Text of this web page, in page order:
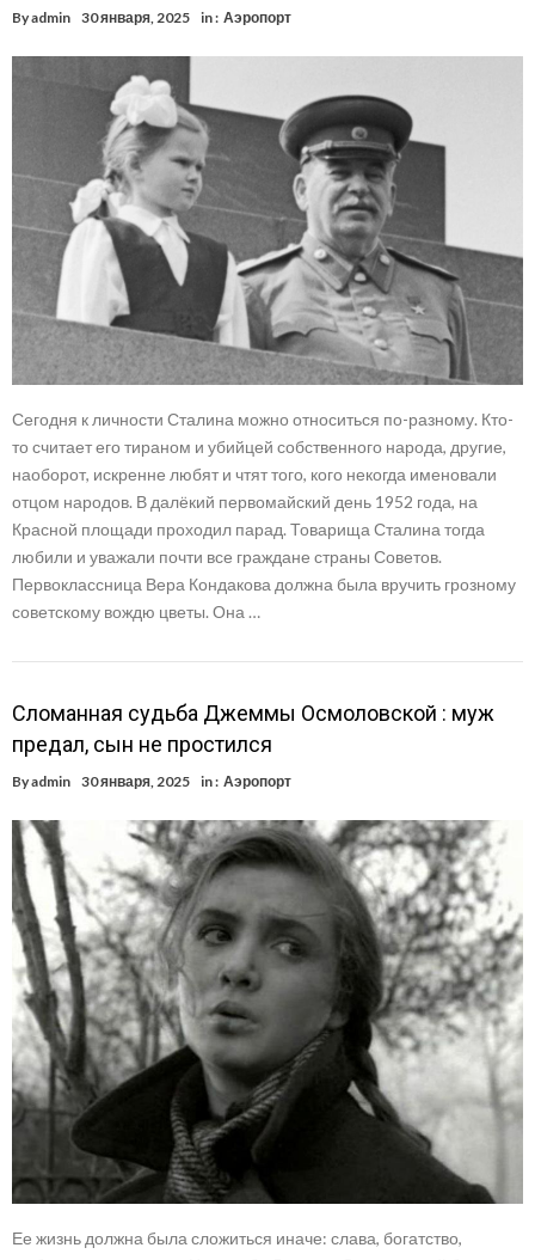
Byadmin 30 января, 2025 in : Аэропорт
Сегодня к личности Сталина можно относиться по-разному. Кто-
то считает его тираном и убийцей собственного народа, другие,
наоборот, искренне любят и чтят того, кого некогда именовали
отцом народов. В далёкий первомайский день 1952 года, на
Красной площади проходил парад. Товарища Сталина тогда
любили и уважали почти все граждане страны Советов.
Первоклассница Вера Кондакова должна была вручить грозному
советскому вождю цветы. Она …
Сломанная судьба Джеммы Осмоловской : муж
предал, сын не простился
Byadmin 30 января, 2025 in : Аэропорт
Ее жизнь должна была сложиться иначе: слава, богатство,